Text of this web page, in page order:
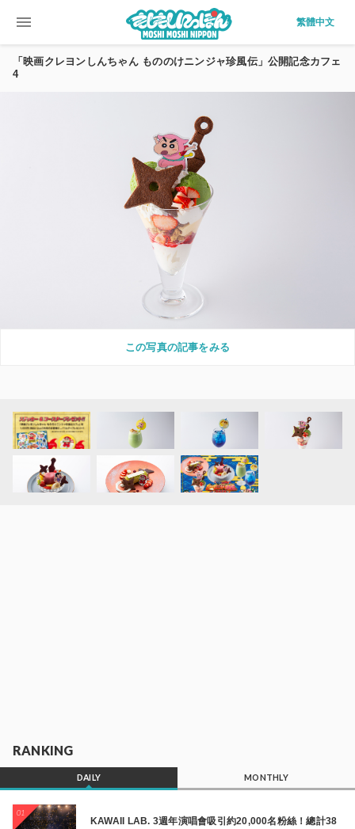
menu 繁體中文
「映画クレヨンしんちゃん もののけニンジャ珍風伝」公開記念カフェ
4
この写真の記事をみる
RANKING
DAILY MONTHLY
01
KAWAII LAB. 3週年演唱會吸引約20,000名粉絲！總計38